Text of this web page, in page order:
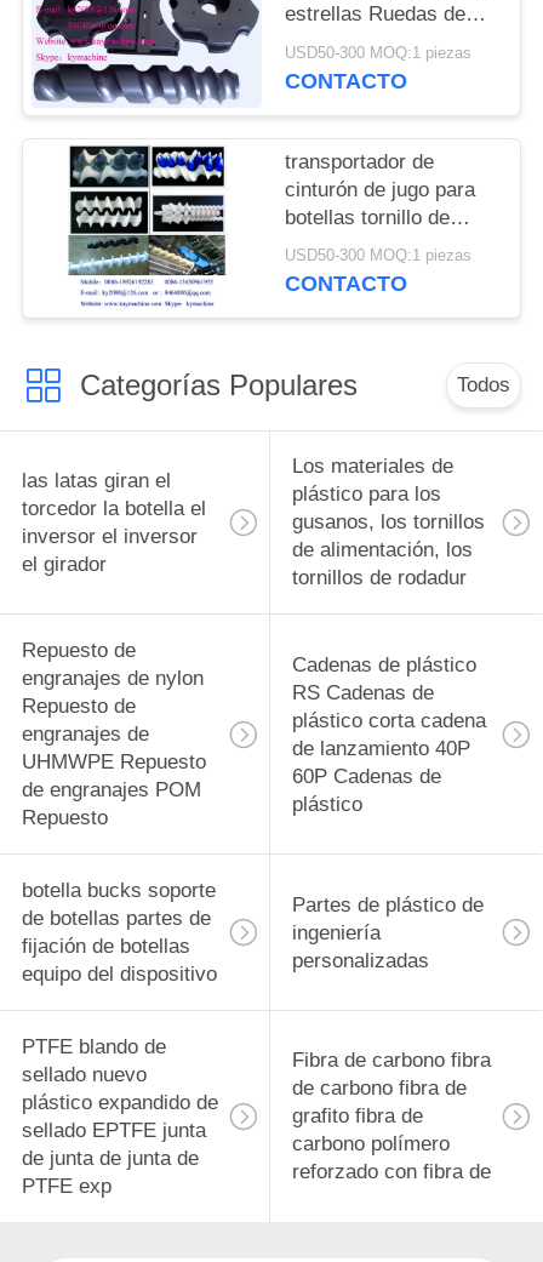
estrellas Ruedas de
estrellas de plástico y
engranajes de plástico
USD50-300 MOQ:1 piezas
CONTACTO
transportador de
cinturón de jugo para
botellas tornillo de
alimentación para
botellas tornillos de
equipos de
USD50-300 MOQ:1 piezas
CONTACTO
Categorías Populares Todos
las latas giran el
torcedor la botella el
inversor el inversor
el girador
Los materiales de
plástico para los
gusanos, los tornillos
de alimentación, los
tornillos de rodadur
Repuesto de
engranajes de nylon
Repuesto de
engranajes de
UHMWPE Repuesto
de engranajes POM
Repuesto
Cadenas de plástico
RS Cadenas de
plástico corta cadena
de lanzamiento 40P
60P Cadenas de
plástico
botella bucks soporte
de botellas partes de
fijación de botellas
equipo del dispositivo
Partes de plástico de
ingeniería
personalizadas
PTFE blando de
sellado nuevo
plástico expandido de
sellado EPTFE junta
de junta de junta de
PTFE exp
Fibra de carbono fibra
de carbono fibra de
grafito fibra de
carbono polímero
reforzado con fibra de